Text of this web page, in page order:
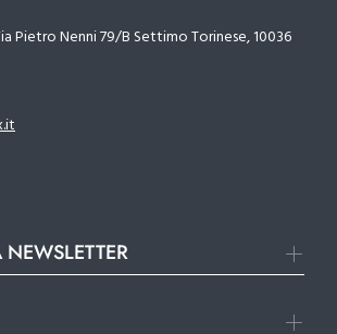
Pietro Nenni 79/B Settimo Torinese, 10036